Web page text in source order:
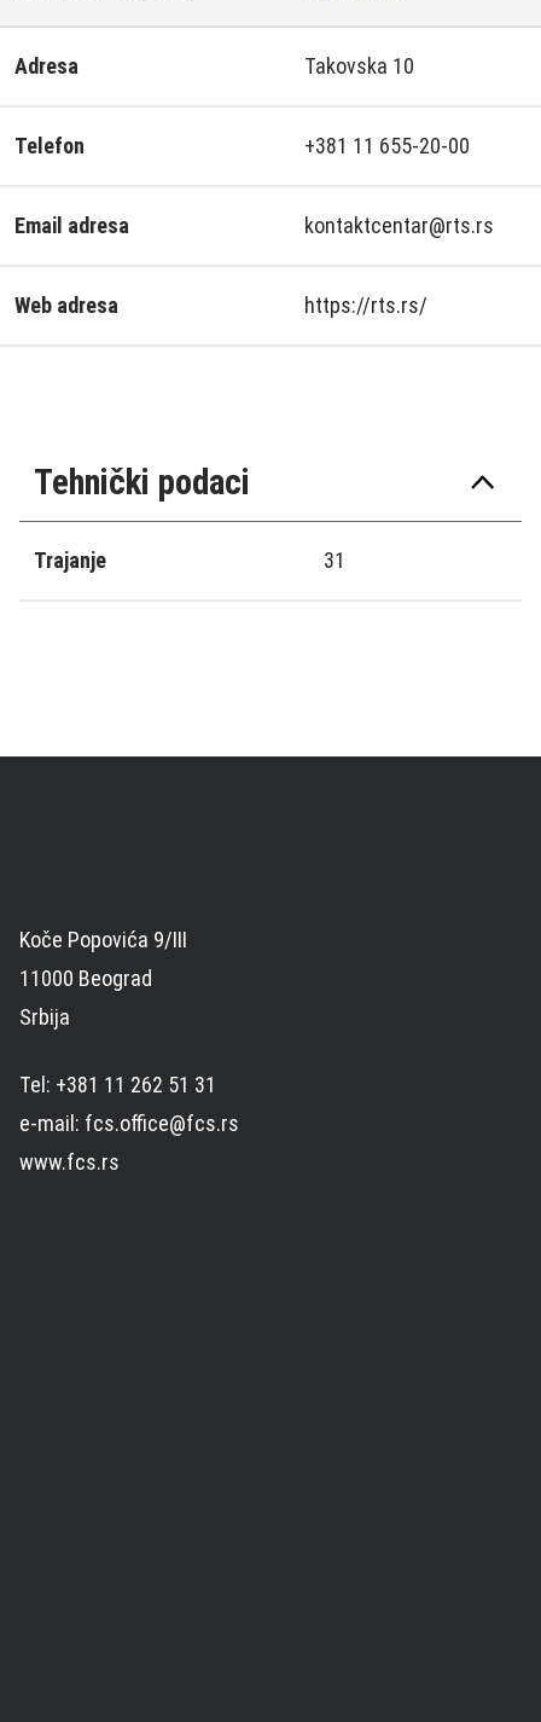
Adresa Takovska 10
Telefon +381 11 655-20-00
Email adresa kontaktcentar@rts.rs
Web adresa https://rts.rs/
Tehnički podaci
Trajanje 31
Koče Popovića 9/III
11000 Beograd
Srbija
Tel: +381 11 262 51 31
e-mail: fcs.office@fcs.rs
www.fcs.rs